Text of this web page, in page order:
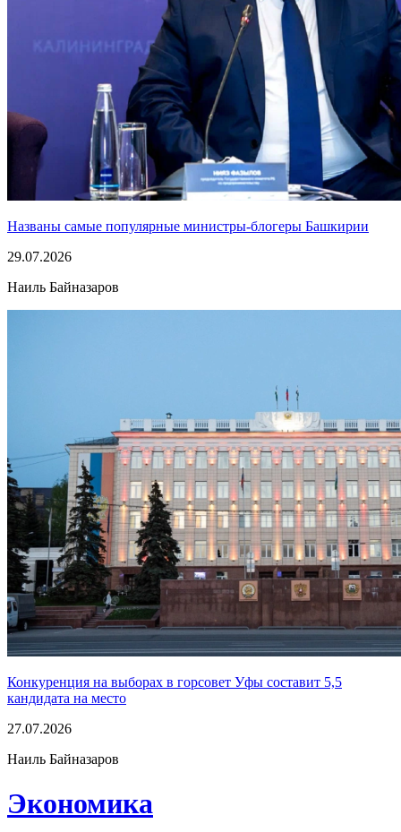
Названы самые популярные министры-блогеры Башкирии
29.07.2026
Наиль Байназаров
Конкуренция на выборах в горсовет Уфы составит 5,5
кандидата на место
27.07.2026
Наиль Байназаров
Экономика